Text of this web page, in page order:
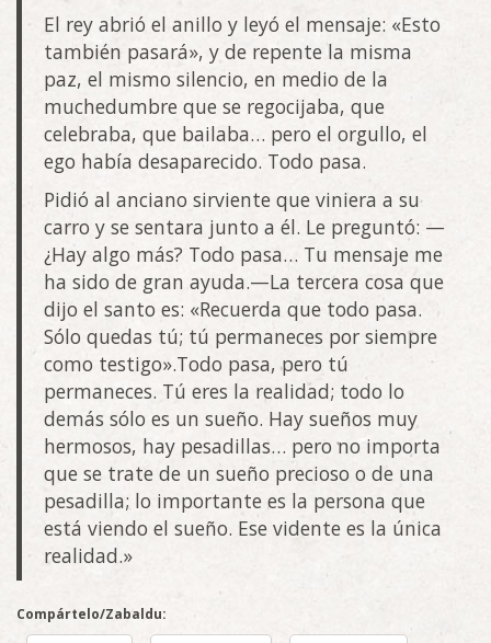
El rey abrió el anillo y leyó el mensaje: «Esto
también pasará», y de repente la misma
paz, el mismo silencio, en medio de la
muchedumbre que se regocijaba, que
celebraba, que bailaba… pero el orgullo, el
ego había desaparecido. Todo pasa.
Pidió al anciano sirviente que viniera a su
carro y se sentara junto a él. Le preguntó: —
¿Hay algo más? Todo pasa… Tu mensaje me
ha sido de gran ayuda.—La tercera cosa que
dijo el santo es: «Recuerda que todo pasa.
Sólo quedas tú; tú permaneces por siempre
como testigo».Todo pasa, pero tú
permaneces. Tú eres la realidad; todo lo
demás sólo es un sueño. Hay sueños muy
hermosos, hay pesadillas… pero no importa
que se trate de un sueño precioso o de una
pesadilla; lo importante es la persona que
está viendo el sueño. Ese vidente es la única
realidad.»
Compártelo/Zabaldu: